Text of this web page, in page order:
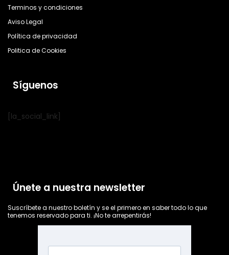
Terminos y condiciones
Aviso Legal
Política de privacidad
Politica de Cookies
Síguenos
[la_social_link]
Únete a nuestra newsletter
Suscríbete a nuestro boletín y se el primero en saber todo lo que
tenemos reservado para ti. ¡No te arrepentirás!